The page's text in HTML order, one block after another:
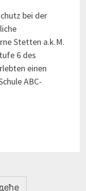
bei der
Stetten a.k.M.
6 des
einen
ABC-